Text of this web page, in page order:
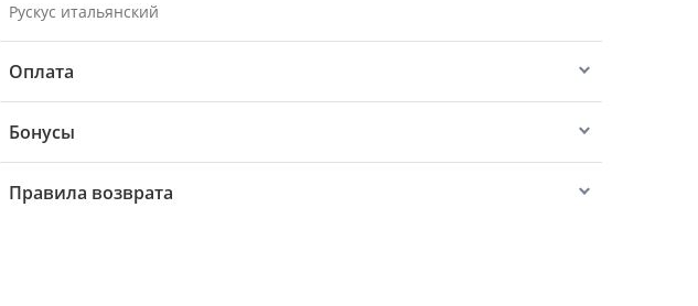
Рускус итальянский
Оплата
Бонусы
Правила возврата